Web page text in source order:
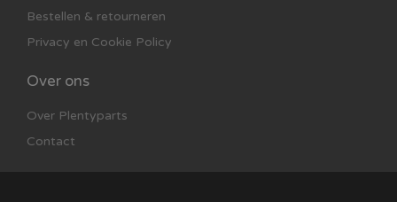
Bestellen & retourneren
Privacy en Cookie Policy
Over ons
Over Plentyparts
Contact